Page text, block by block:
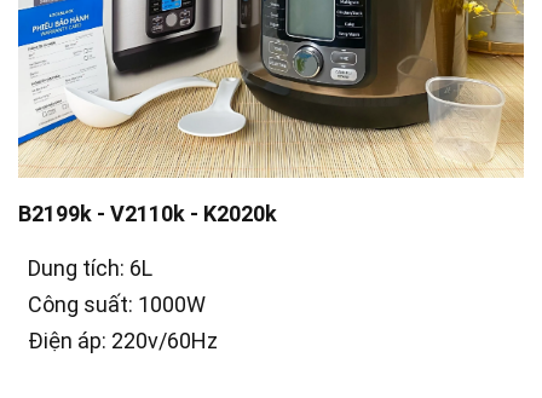
B2199k - V2110k - K2020k
Dung tích: 6L
Công suất: 1000W
Điện áp: 220v/60Hz